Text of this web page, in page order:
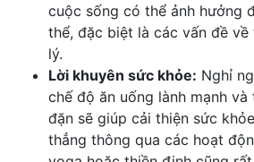
cuộc sống có thể ảnh hưởng
thể, đặc biệt là các vấn đề về
lý.
Lời khuyên sức khỏe: Nghỉ
chế độ ăn uống lành mạnh
đặn sẽ giúp cải thiện sức
thẳng thông qua các hoạt